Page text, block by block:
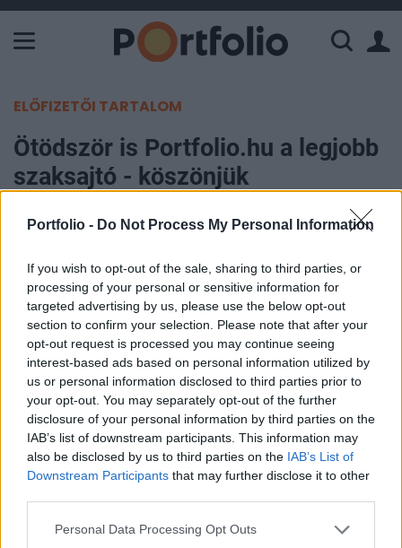
Portfolio - Do Not Process My Personal Information
If you wish to opt-out of the sale, sharing to third parties, or
processing of your personal or sensitive information for
targeted advertising by us, please use the below opt-out
section to confirm your selection. Please note that after your
opt-out request is processed you may continue seeing
interest-based ads based on personal information utilized by
us or personal information disclosed to third parties prior to
your opt-out. You may separately opt-out of the further
disclosure of your personal information by third parties on the
IAB’s list of downstream participants. This information may
also be disclosed by us to third parties on the IAB’s List of
Downstream Participants that may further disclose it to other
Personal Data Processing Opt Outs
ELŐFIZETŐI TARTALOM
Ötödször is Portfolio.hu a legjobb
szaksajtó - köszönjük
Portfolio
Tegnap tartotta hagyományos évzáró partiját a
Budapesti Értéktőzsde, ahol kiosztásra kerültek a
szakma szavazatai alapján a rangos elismerést
jelentő díjak is. Megszakítás nélküli sorozatban
ötödik alkalommal nyerte el a Portfolio.hu a
"Legjobb tőzsdei szaksajtó" díját. Az év során
olvasóinktól és szakmai partnereinktől kapott
bizalmat és támogatást ezúton is szeretnénk
megköszönni.
lebonyolító kereskedő cége ERSTE Bank Befektetési